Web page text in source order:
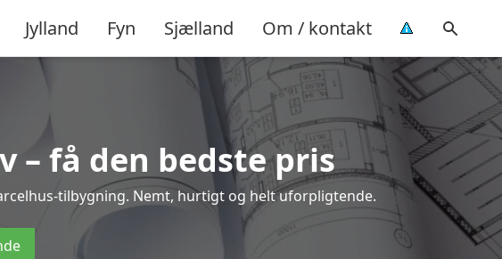
Jylland Fyn Sjælland Om / kontakt
– få den bedste pris
tilbygning. Nemt, hurtigt og helt uforpligtende.